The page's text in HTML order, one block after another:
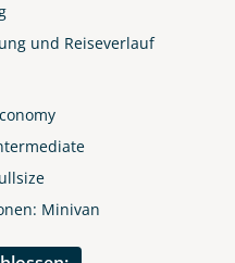
und Reiseverlauf
Minivan